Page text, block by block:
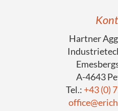
Hartner
A-4643
Tel.: +43 (0)